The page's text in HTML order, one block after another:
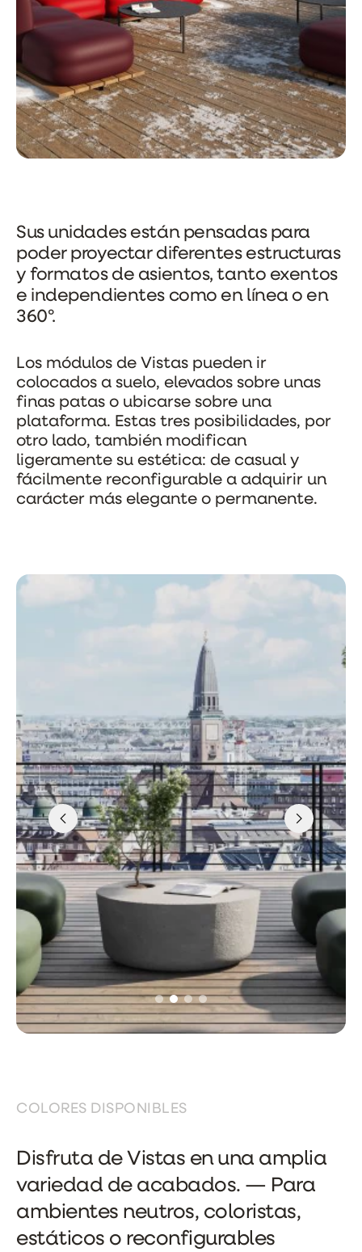
Sus unidades están pensadas para
poder proyectar diferentes estructuras
y formatos de asientos, tanto exentos
e independientes como en línea o en
360º.
Los módulos de Vistas pueden ir
colocados a suelo, elevados sobre unas
finas patas o ubicarse sobre una
plataforma. Estas tres posibilidades, por
otro lado, también modifican
ligeramente su estética: de casual y
fácilmente reconfigurable a adquirir un
carácter más elegante o permanente.
COLORES DISPONIBLES
Disfruta de Vistas en una amplia
variedad de acabados. — Para
ambientes neutros, coloristas,
estáticos o reconfigurables